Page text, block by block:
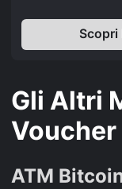
Scopri
Gli Altri
ATM